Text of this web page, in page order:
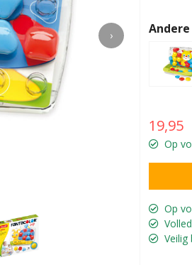
›
19,95
Op
Op
Veilig